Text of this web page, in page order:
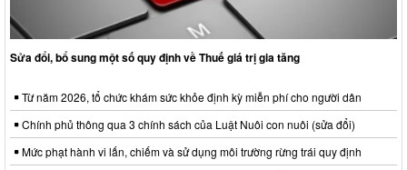
Sửa đổi, bổ sung một số quy định về Thuế giá trị gia tăng
Từ năm 2026, tổ chức khám sức khỏe định kỳ miễn phí cho người dân
Chính phủ thông qua 3 chính sách của Luật Nuôi con nuôi (sửa đổi)
Mức phạt hành vi lấn, chiếm và sử dụng môi trường rừng trái quy định